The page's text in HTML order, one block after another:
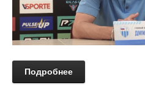
Подробнее